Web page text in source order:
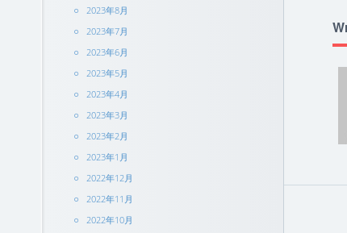
2023年8月
2023年7月
2023年6月
2023年5月
2023年4月
2023年3月
2023年2月
2023年1月
2022年12月
2022年11月
2022年10月